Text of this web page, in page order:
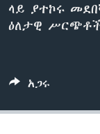
ላይ ያተኮሩ
ዕለታዊ
አጋሩ